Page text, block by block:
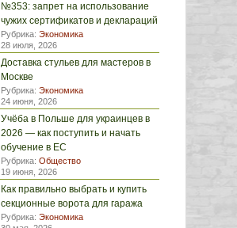
№353: запрет на использование
чужих сертификатов и деклараций
Рубрика: Экономика
28 июля, 2026
Доставка стульев для мастеров в
Москве
Рубрика: Экономика
24 июня, 2026
Учёба в Польше для украинцев в
2026 — как поступить и начать
обучение в ЕС
Рубрика: Общество
19 июня, 2026
Как правильно выбрать и купить
секционные ворота для гаража
Рубрика: Экономика